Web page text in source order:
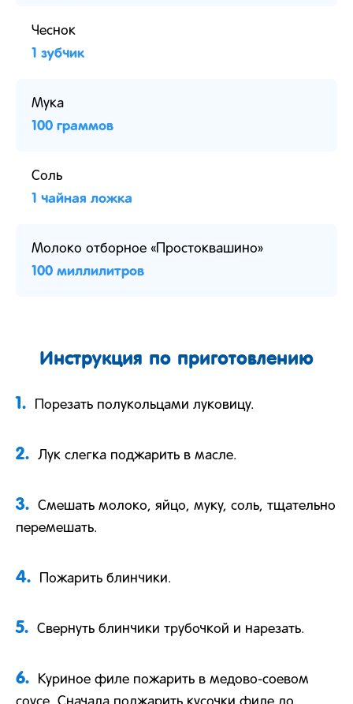
Чеснок
1 зубчик
Мука
100 граммов
Соль
1 чайная ложка
Молоко отборное «Простоквашино»
100 миллилитров
Инструкция по приготовлению
1. Порезать полукольцами луковицу.
2. Лук слегка поджарить в масле.
3.
Смешать молоко, яйцо, муку, соль, тщательно
перемешать.
4. Пожарить блинчики.
5. Свернуть блинчики трубочкой и нарезать.
6.
Куриное филе пожарить в медово-соевом